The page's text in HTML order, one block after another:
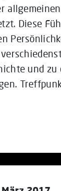
Diese
und zu